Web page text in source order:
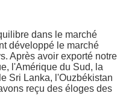
dans le marché
développé le marché
Après avoir exporté notre
l'Amérique du Sud, la
Sri Lanka, l'Ouzbékistan
reçu des éloges des